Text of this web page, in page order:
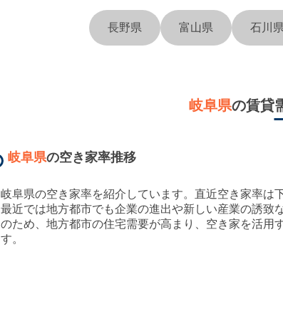
長野県 富山県 石川県
岐阜県の賃貸
岐阜県の空き家率推移
岐阜県の空き家率を紹介しています。直近空き家率は
最近では地方都市でも企業の進出や新しい産業の誘致
のため、地方都市の住宅需要が高まり、空き家を活用
す。